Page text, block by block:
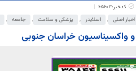
کدخبر:65603
اخبار اصلی , اسلایدر , پزشکی و سلامت , جامعه ,
واکسیناسیون خراسان جنوبی